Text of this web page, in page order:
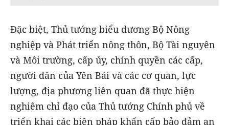
Đặc biệt, Thủ tướng biểu dương Bộ Nông
nghiệp và Phát triển nông thôn, Bộ Tài nguyên
và Môi trường, cấp ủy, chính quyền các cấp,
người dân của Yên Bái và các cơ quan, lực
lượng, địa phương liên quan đã thực hiện
nghiêm chỉ đạo của Thủ tướng Chính phủ về
triển khai các biện pháp khẩn cấp bảo đảm an